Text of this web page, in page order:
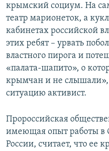
крымский социум. На
театр марионеток, а
кабинетах российской
этих ребят – урвать
властного пирога и
«палата-шапито», о
крымчан и не
ситуацию активист.
Пророссийская
имеющая опыт работы в
России, считает, что ее